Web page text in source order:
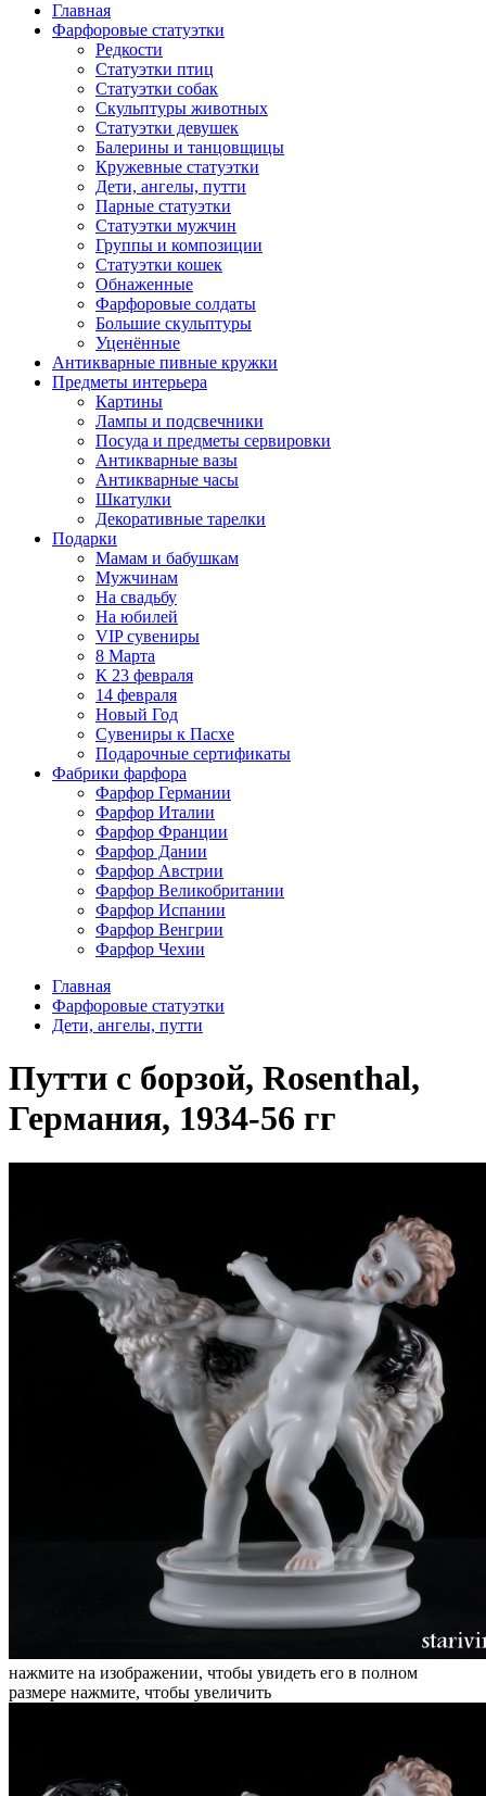
Главная
Фарфоровые статуэтки
Редкости
Cтатуэтки птиц
Cтатуэтки собак
Скульптуры животных
Статуэтки девушек
Балерины и танцовщицы
Кружевные статуэтки
Дети, ангелы, путти
Парные статуэтки
Статуэтки мужчин
Группы и композиции
Статуэтки кошек
Обнаженные
Фарфоровые солдаты
Большие скульптуры
Уценённые
Антикварные пивные кружки
Предметы интерьера
Картины
Лампы и подсвечники
Посуда и предметы сервировки
Антикварные вазы
Антикварные часы
Шкатулки
Декоративные тарелки
Подарки
Мамам и бабушкам
Мужчинам
На свадьбу
На юбилей
VIP сувениры
8 Марта
К 23 февраля
14 февраля
Новый Год
Сувениры к Пасхе
Подарочные сертификаты
Фабрики фарфора
Фарфор Германии
Фарфор Италии
Фарфор Франции
Фарфор Дании
Фарфор Австрии
Фарфор Великобритании
Фарфор Испании
Фарфор Венгрии
Фарфор Чехии
Главная
Фарфоровые статуэтки
Дети, ангелы, путти
Путти с борзой, Rosenthal,
Германия, 1934-56 гг
нажмите на изображении, чтобы увидеть его в полном
размере нажмите, чтобы увеличить